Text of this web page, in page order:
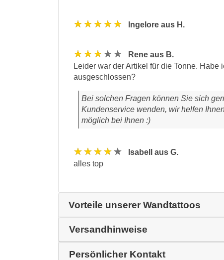
★★★★★ Ingelore aus H.
★★★★★
Rene aus B.
Leider war der Artikel für die Tonne.
ausgeschlossen?
Bei solchen Fragen können Sie sich
Kundenservice wenden, wir helfen
möglich bei Ihnen :)
★★★★★
Isabell aus G.
alles top
Vorteile unserer Wandtattoos
Versandhinweise
Persönlicher Kontakt